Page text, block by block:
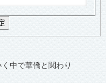
中で華僑と関わり